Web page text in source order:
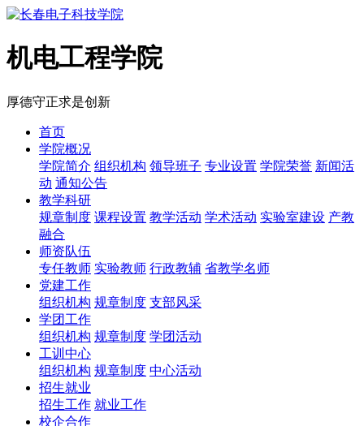
机电工程学院
厚德守正求是创新
首页
学院概况
学院简介 组织机构 领导班子 专业设置 学院荣誉 新闻活
动 通知公告
教学科研
规章制度 课程设置 教学活动 学术活动 实验室建设 产教
融合
师资队伍
专任教师 实验教师 行政教辅 省教学名师
党建工作
组织机构 规章制度 支部风采
学团工作
组织机构 规章制度 学团活动
工训中心
组织机构 规章制度 中心活动
招生就业
招生工作 就业工作
校企合作